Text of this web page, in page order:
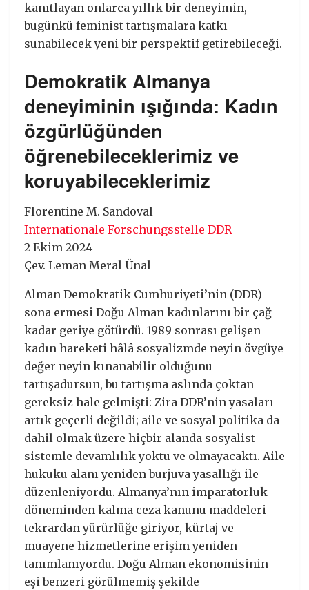
kanıtlayan onlarca yıllık bir deneyimin,
bugünkü feminist tartışmalara katkı
sunabilecek yeni bir perspektif getirebileceği.
Demokratik Almanya
deneyiminin ışığında: Kadın
özgürlüğünden
öğrenebileceklerimiz ve
koruyabileceklerimiz
Florentine M. Sandoval
Internationale Forschungsstelle DDR
2 Ekim 2024
Çev. Leman Meral Ünal
Alman Demokratik Cumhuriyeti’nin (DDR)
sona ermesi Doğu Alman kadınlarını bir çağ
kadar geriye götürdü. 1989 sonrası gelişen
kadın hareketi hâlâ sosyalizmde neyin övgüye
değer neyin kınanabilir olduğunu
tartışadursun, bu tartışma aslında çoktan
gereksiz hale gelmişti: Zira DDR’nin yasaları
artık geçerli değildi; aile ve sosyal politika da
dahil olmak üzere hiçbir alanda sosyalist
sistemle devamlılık yoktu ve olmayacaktı. Aile
hukuku alanı yeniden burjuva yasallığı ile
düzenleniyordu. Almanya’nın imparatorluk
döneminden kalma ceza kanunu maddeleri
tekrardan yürürlüğe giriyor, kürtaj ve
muayene hizmetlerine erişim yeniden
tanımlanıyordu. Doğu Alman ekonomisinin
eşi benzeri görülmemiş şekilde